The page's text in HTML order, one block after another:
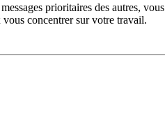
prioritaires des autres,
concentrer sur votre travail.